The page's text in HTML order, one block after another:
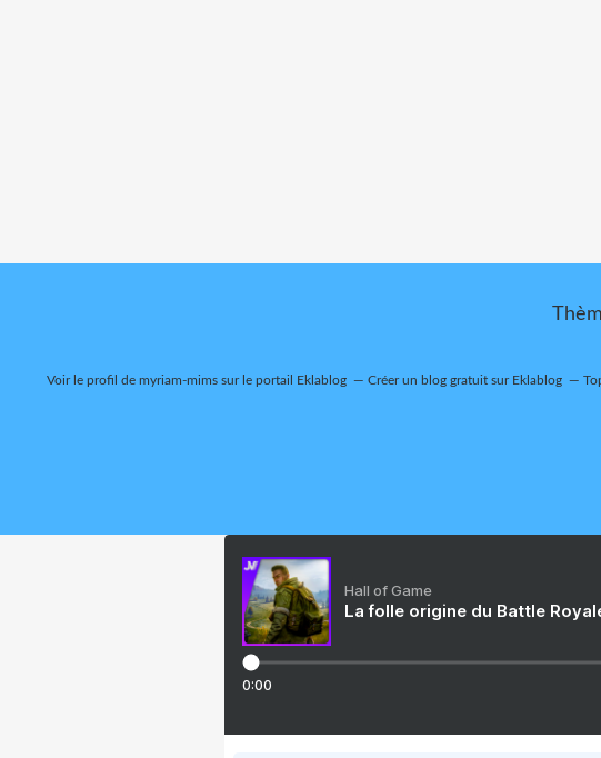
Voir le profil de myriam-mims sur le portail Eklablog Créer un blog gratuit sur Eklablog
Hall of Game
La folle origine du Battle
0:00